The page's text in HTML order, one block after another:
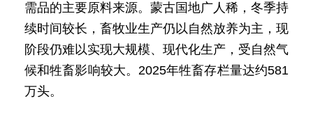
需品的主要原料来源。蒙古国地广人稀，冬季持
续时间较长，畜牧业生产仍以自然放养为主，现
阶段仍难以实现大规模、现代化生产，受自然气
候和牲畜影响较大。2025年牲畜存栏量达约581
万头。